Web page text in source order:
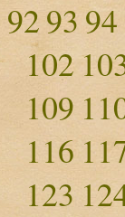
9293 94
102
109
116
123